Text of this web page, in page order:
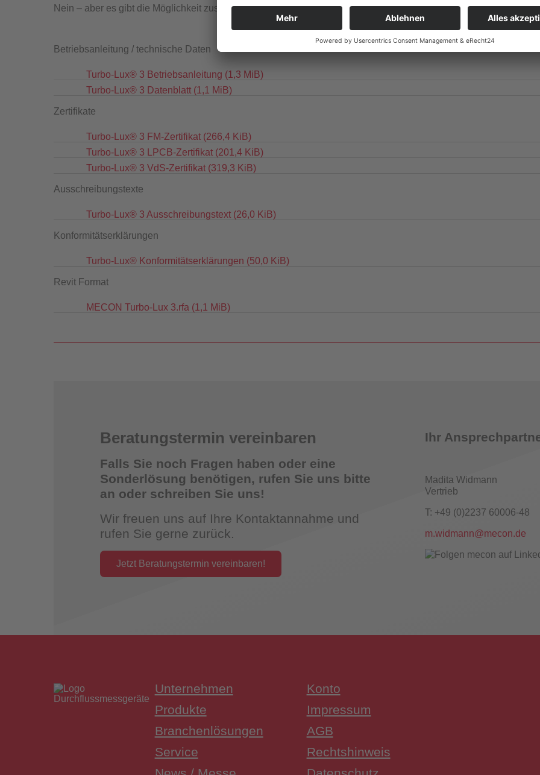
Überwachungsschalter
Nein – aber es gibt die Möglichkeit zusätzlich einen Klappflansch Adapter zu bestellen, um den Turbo-Lux®3 in
Betriebsanleitung / technische Daten
Turbo-Lux® 3 Betriebsanleitung (1,3 MiB)
Turbo-Lux® 3 Datenblatt (1,1 MiB)
Zertifikate
Turbo-Lux® 3 FM-Zertifikat (266,4 KiB)
Turbo-Lux® 3 LPCB-Zertifikat (201,4 KiB)
Turbo-Lux® 3 VdS-Zertifikat (319,3 KiB)
Ausschreibungstexte
Turbo-Lux® 3 Ausschreibungstext (26,0 KiB)
Konformitätserklärungen
Turbo-Lux® Konformitätserklärungen (50,0 KiB)
Revit Format
MECON Turbo-Lux 3.rfa (1,1 MiB)
Beratungstermin vereinbaren
Falls Sie noch Fragen haben oder eine
Sonderlösung benötigen, rufen Sie uns bitte
an oder schreiben Sie uns!
Wir freuen uns auf Ihre Kontaktannahme und
rufen Sie gerne zurück.
Jetzt Beratungstermin vereinbaren!
Ihr
Madita Widmann
Vertrieb
T: +49 (0)2237 60006-48
m.widmann@mecon.de
Unternehmen
Produkte
Branchenlösungen
Service
Konto
Impressum
AGB
Rechtshinweis